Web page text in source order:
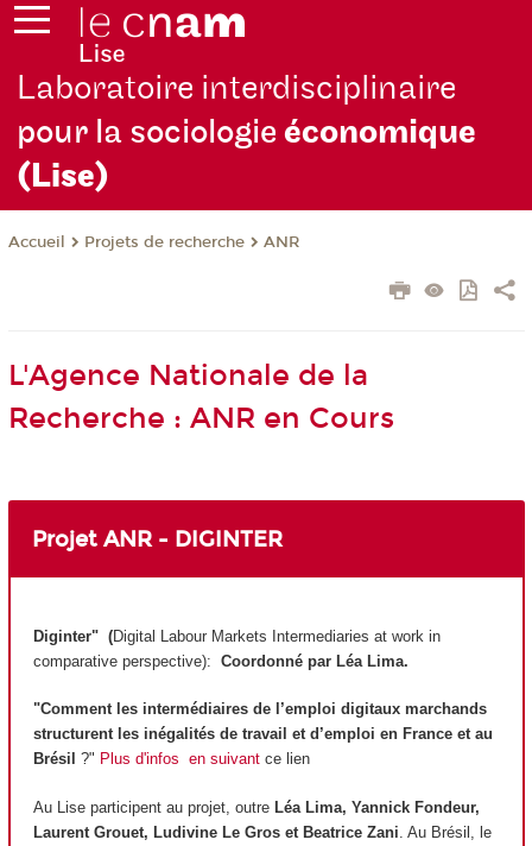
Laboratoire interdisciplinaire
pour la sociologieéconomique
(Lise)
Accueil Projets de recherche ANR
L'Agence Nationale de la
Recherche : ANR en Cours
Projet ANR - DIGINTER
Diginter" (Digital Labour Markets Intermediaries at work in
comparative perspective): Coordonné par Léa Lima.
"Comment les intermédiaires de l’emploi digitaux marchands
structurent les inégalités de travail et d’emploi en France et au
Brésil ?" Plus d'infos en suivant ce lien
Au Lise participent au projet, outre Léa Lima, Yannick Fondeur,
Laurent Grouet, Ludivine Le Gros et Beatrice Zani . Au Brésil, le